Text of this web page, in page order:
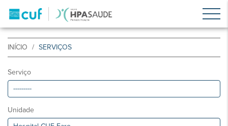
INÍCIO SERVIÇOS
Serviço
Unidade